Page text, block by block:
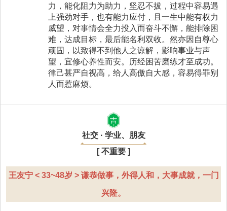
力，能化阻力为助力，坚忍不拔，过程中容易遇
上强劲对手，也有能力应付，且一生中能有权力
威望，对事情会全力投入而奋斗不懈，能排除困
难，达成目标，最后能名利双收。然亦因自尊心
顽固，以致得不到他人之谅解，影响事业与声
望，宜修心养性而安。历经困苦磨练才至成功。
律己甚严自视高，给人高傲自大感，容易得罪别
人而惹麻烦。
吉
社交 · 学业、朋友
[ 不重要 ]
王友宁 < 33~48岁 > 谦恭做事，外得人和，大事成就，一门
兴隆。